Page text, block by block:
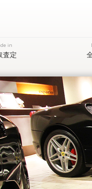
in
査定